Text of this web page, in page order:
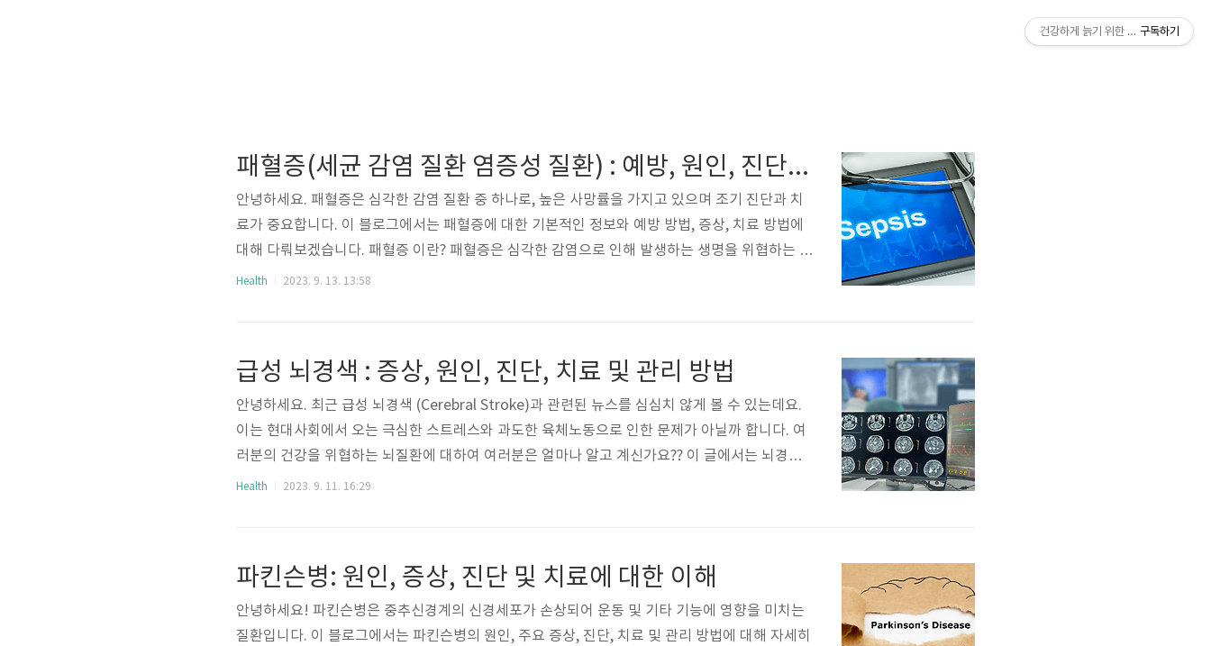
패혈증(세균 감염 질환 염증성 질환) : 예방, 원인, 진단, 증상, 치료 방법
안녕하세요. 패혈증은 심각한 감염 질환 중 하나로, 높은 사망률을 가지고 있으며 조기 진단과 치
료가 중요합니다. 이 블로그에서는 패혈증에 대한 기본적인 정보와 예방 방법, 증상, 치료 방법에
대해 다뤄보겠습니다. 패혈증 이란? 패혈증은 심각한 감염으로 인해 발생하는 생명을 위협하는 반
응성 및 염증성 질환입니다. 이 질병은 몸 전체에 염증 반응을 일으키고, 기관 기능을 저하시키며,
나입니다. 세균은 다양한 감염을 일으킬 수..
Health 2023. 9. 13. 13:58
급성 뇌경색 : 증상, 원인, 진단, 치료 및 관리 방법
안녕하세요. 최근 급성 뇌경색 (Cerebral Stroke)과 관련된 뉴스를 심심치 않게 볼 수 있는데요.
이는 현대사회에서 오는 극심한 스트레스와 과도한 육체노동으로 인한 문제가 아닐까 합니다. 여
러분의 건강을 위협하는 뇌질환에 대하여 여러분은 얼마나 알고 계신가요?? 이 글에서는 뇌경색
에 대해 자세히 알아보고, 증상, 원인, 진단, 치료, 예방 방법 등에 대하여 다루도록 하겠습니다. 뇌
조직에 산소..
Health 2023. 9. 11. 16:29
파킨슨병: 원인, 증상, 진단 및 치료에 대한 이해
안녕하세요! 파킨슨병은 중추신경계의 신경세포가 손상되어 운동 및 기타 기능에 영향을 미치는
질환입니다. 이 블로그에서는 파킨슨병의 원인, 주요 증상, 진단, 치료 및 관리 방법에 대해 자세히
건강하게 늙기 위한 노력구독하기